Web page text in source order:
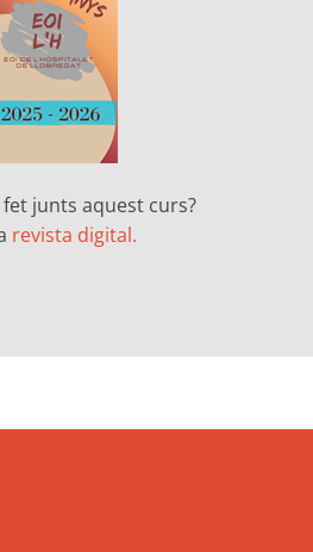
junts aquest curs?
revista digital.